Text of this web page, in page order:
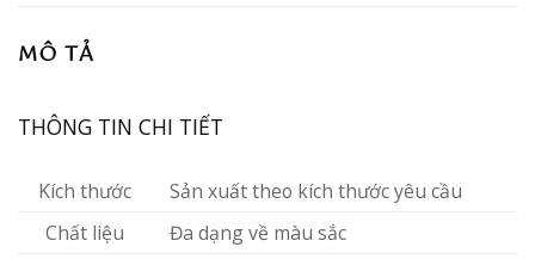
MÔ TẢ
THÔNG TIN CHI TIẾT
Kích thước
Sản xuất theo kích thước yêu cầu
Chất liệu
Đa dạng về màu sắc